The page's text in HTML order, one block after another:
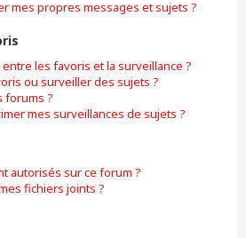
mes propres messages et sujets ?
les favoris et la surveillance ?
ou surveiller des sujets ?
forums ?
mes surveillances de sujets ?
autorisés sur ce forum ?
fichiers joints ?